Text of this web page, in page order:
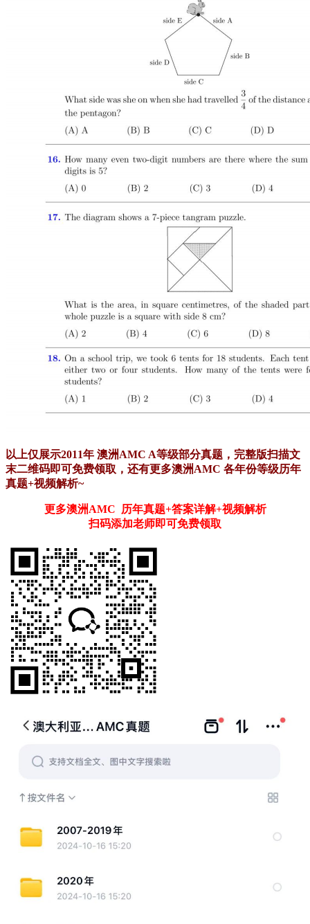
以上仅展示2011年 澳洲AMC A等级部分真题，完整版扫描文
末二维码即可免费领取，还有更多澳洲AMC 各年份等级历年
真题+视频解析~
更多澳洲AMC 历年真题+答案详解+视频解析
扫码添加老师即可免费领取